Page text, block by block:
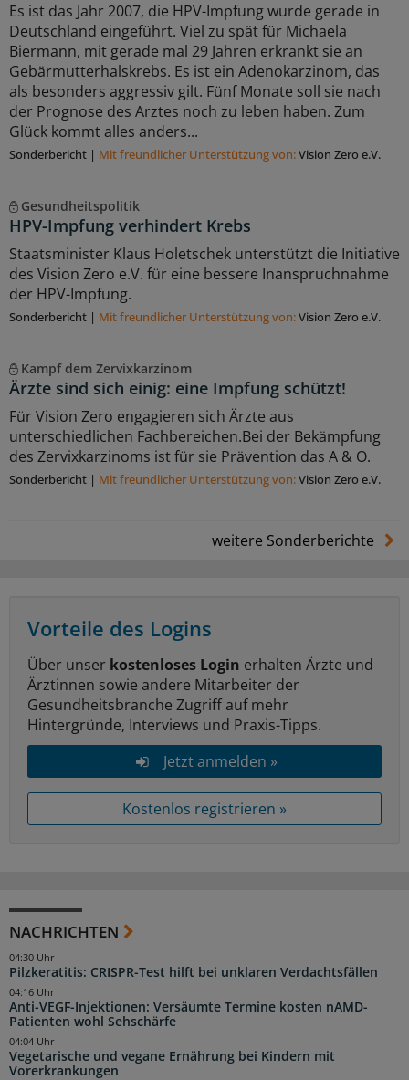
Es ist das Jahr 2007, die HPV-Impfung wurde gerade in
Deutschland eingeführt. Viel zu spät für Michaela
Biermann, mit gerade mal 29 Jahren erkrankt sie an
Gebärmutterhalskrebs. Es ist ein Adenokarzinom, das
als besonders aggressiv gilt. Fünf Monate soll sie nach
der Prognose des Arztes noch zu leben haben. Zum
Glück kommt alles anders...
Sonderbericht | Mit freundlicher Unterstützung von:Vision Zero e.V.
Gesundheitspolitik
HPV-Impfung verhindert Krebs
Staatsminister Klaus Holetschek unterstützt die Initiative
des Vision Zero e.V. für eine bessere Inanspruchnahme
der HPV-Impfung.
Sonderbericht | Mit freundlicher Unterstützung von:Vision Zero e.V.
Kampf dem Zervixkarzinom
Ärzte sind sich einig: eine Impfung schützt!
Für Vision Zero engagieren sich Ärzte aus
unterschiedlichen Fachbereichen.Bei der Bekämpfung
des Zervixkarzinoms ist für sie Prävention das A & O.
Sonderbericht | Mit freundlicher Unterstützung von:Vision Zero e.V.
weitere Sonderberichte
Vorteile des Logins
Über unser kostenloses Login erhalten Ärzte und
Ärztinnen sowie andere Mitarbeiter der
Gesundheitsbranche Zugriff auf mehr
Hintergründe, Interviews und Praxis-Tipps.
Jetzt anmelden »
Kostenlos registrieren »
NACHRICHTEN
Pilzkeratitis: CRISPR-Test hilft bei unklaren Verdachtsfällen
04:30 Uhr
Anti-VEGF-Injektionen: Versäumte Termine kosten nAMD-
Patienten wohl Sehschärfe
04:16 Uhr
Vegetarische und vegane Ernährung bei Kindern mit
Vorerkrankungen
04:04 Uhr